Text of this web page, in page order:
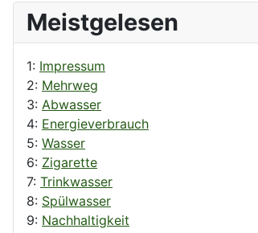
Meistgelesen
1: Impressum
2: Mehrweg
3: Abwasser
4: Energieverbrauch
5: Wasser
6: Zigarette
7: Trinkwasser
8: Spülwasser
9: Nachhaltigkeit